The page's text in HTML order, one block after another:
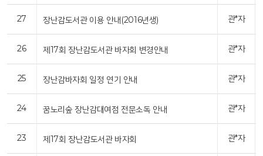
27 장난감도서관 이용 안내(2016년생) 관*자
26 제17회 장난감도서관 바자회 변경안내 관*자
25 장난감바자회 일정 연기 안내 관*자
24 꿈노리숲 장난감대여점 전문소독 안내 관*자
23 제17회 장난감도서관 바자회 관*자